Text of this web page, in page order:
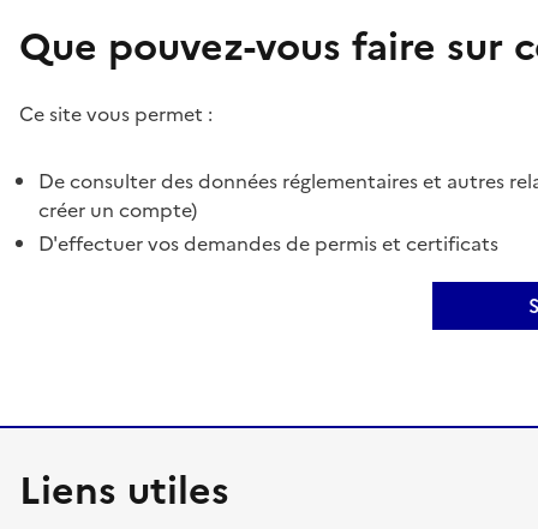
Que pouvez-vous faire sur
Ce site vous permet :
De consulter des données réglementaires et autres
créer un compte)
D'effectuer vos demandes de permis et certificats
Liens utiles